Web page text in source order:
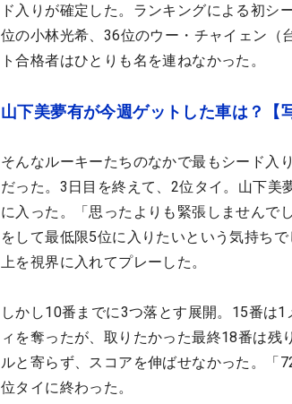
ド入りが確定した。ランキングによる初シ
位の小林光希、36位のウー・チャイェン（
ト合格者はひとりも名を連ねなかった。
山下美夢有が今週ゲットした車は？【
そんなルーキーたちのなかで最もシード入
だった。3日目を終えて、2位タイ。山下美
に入った。「思ったよりも緊張しませんで
をして最低限5位に入りたいという気持ち
上を視界に入れてプレーした。
しかし10番までに3つ落とす展開。15番は
ィを奪ったが、取りたかった最終18番は残
ルと寄らず、スコアを伸ばせなかった。「
位タイに終わった。